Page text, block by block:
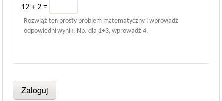
12 + 2 =
Rozwiąż ten prosty problem matematyczny i wprowadź
odpowiedni wynik. Np. dla 1+3, wprowadź 4.